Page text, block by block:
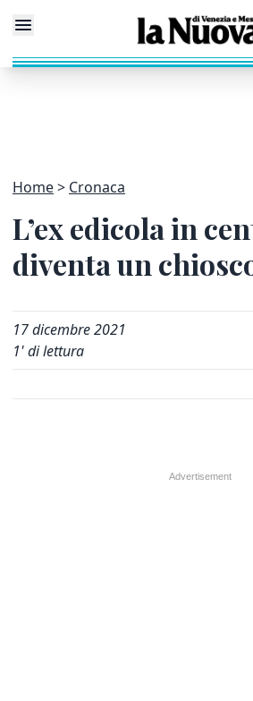
Home Cronaca
L’ex edicola in
diventa un
17 dicembre 2021
1' di lettura